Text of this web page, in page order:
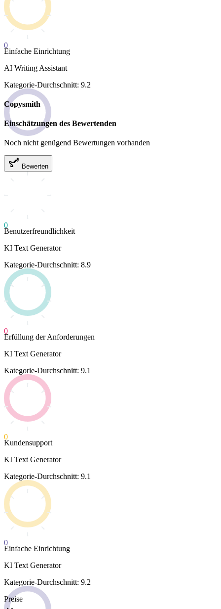
0
Einfache Einrichtung
AI Writing Assistant
Kategorie-Durchschnitt: 9.2
Copysmith
Einschätzungen des Bewertenden
Noch nicht genügend Bewertungen vorhanden
Bewerten
0
Benutzerfreundlichkeit
KI Text Generator
Kategorie-Durchschnitt: 8.9
0
Erfüllung der Anforderungen
KI Text Generator
Kategorie-Durchschnitt: 9.1
0
Kundensupport
KI Text Generator
Kategorie-Durchschnitt: 9.1
0
Einfache Einrichtung
KI Text Generator
Kategorie-Durchschnitt: 9.2
Preise